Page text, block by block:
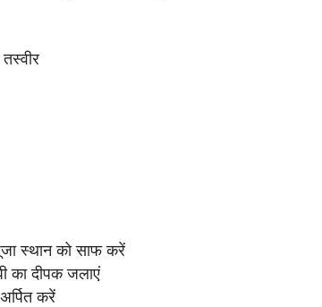
तस्वीर
स्थान को साफ करें
का दीपक जलाएं
करें